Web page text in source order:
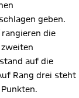
geben.
rangieren die
auf die
Rang drei steht